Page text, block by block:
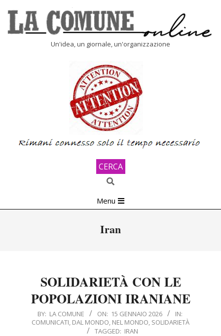
content
Un'idea, un giornale, un'organizzazione
CERCA
Search
Navigation
Menu
Iran
SOLIDARIETÀ CON LE
POPOLAZIONI IRANIANE
2026-
01-
BY: LA COMUNE ON: 15 GENNAIO 2026
IN:
COMUNICATI, DAL MONDO, NEL MONDO, SOLIDARIETÀ
TAGGED: IRAN